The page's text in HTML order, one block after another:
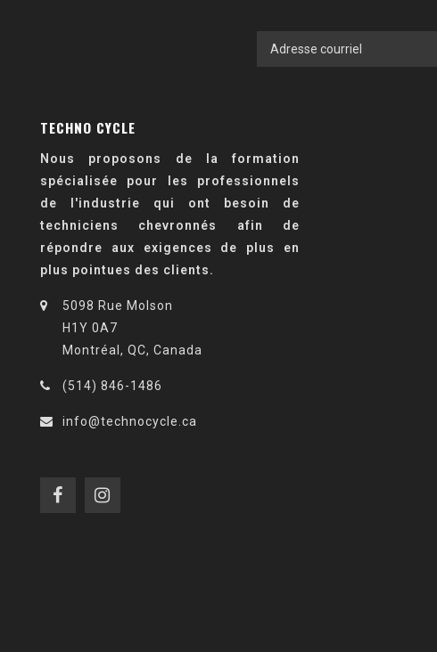
TECHNO CYCLE
Nous proposons de la formation
spécialisée pour les professionnels
de l'industrie qui ont besoin de
techniciens chevronnés afin de
répondre aux exigences de plus en
plus pointues des clients.
5098 Rue Molson
H1Y 0A7
Montréal, QC, Canada
(514) 846-1486
info@technocycle.ca